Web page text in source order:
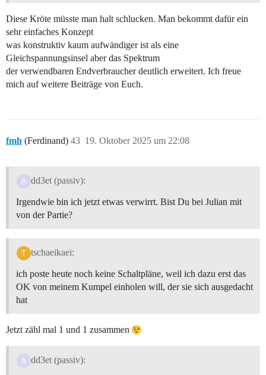
Diese Kröte müsste man halt schlucken. Man bekommt dafür ein
sehr einfaches Konzept
was konstruktiv kaum aufwändiger ist als eine
Gleichspannungsinsel aber das Spektrum
der verwendbaren Endverbraucher deutlich erweitert. Ich freue
mich auf weitere Beiträge von Euch.
fmh (Ferdinand) 19. Oktober 2025 um 22:08
43
dd3et (passiv):
Irgendwie bin ich jetzt etwas verwirrt. Bist Du bei Julian mit
von der Partie?
tschaeikaei:
ich poste heute noch keine Schaltpläne, weil ich dazu erst das
OK von meinem Kumpel einholen will, der sie sich ausgedacht
hat
Jetzt zähl mal 1 und 1 zusammen
dd3et (passiv):